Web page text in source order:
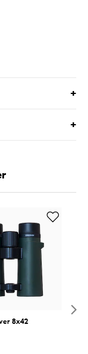
+
+
8x42